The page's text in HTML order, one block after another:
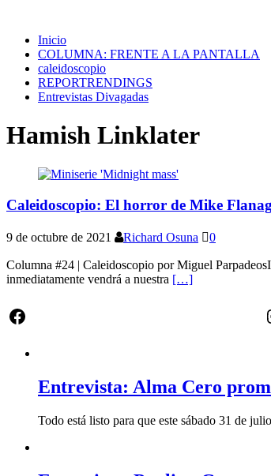
Inicio
COLUMNA: FRENTE A LA PANTALLA
caleidoscopio
REPORTRENDINGS
Entrevistas Divagadas
Hamish Linklater
Caleidoscopio: El horror de Mike
9 de octubre de 2021 Richard Osuna 0
Columna #24 | Caleidoscopio por Miguel
inmediatamente vendrá a nuestra […]
Facebook
Entrevista: Alma Cero
Todo está listo para que este sábado 31 de